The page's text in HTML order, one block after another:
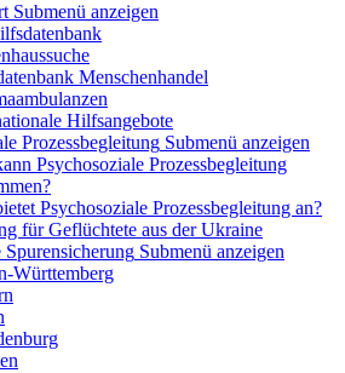
Submenü anzeigen
Menschenhandel
Hilfsangebote
Prozessbegleitung Submenü anzeigen
Psychosoziale Prozessbegleitung
Psychosoziale Prozessbegleitung an?
für Geflüchtete aus der Ukraine
Submenü anzeigen
Württemberg